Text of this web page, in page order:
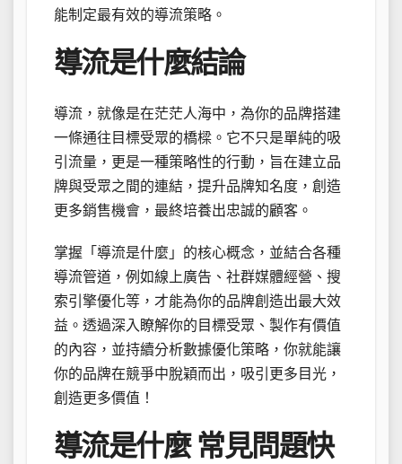
能制定最有效的導流策略。
導流是什麼結論
導流，就像是在茫茫人海中，為你的品牌搭建
一條通往目標受眾的橋樑。它不只是單純的吸
引流量，更是一種策略性的行動，旨在建立品
牌與受眾之間的連結，提升品牌知名度，創造
更多銷售機會，最終培養出忠誠的顧客。
掌握「導流是什麼」的核心概念，並結合各種
導流管道，例如線上廣告、社群媒體經營、搜
索引擎優化等，才能為你的品牌創造出最大效
益。透過深入瞭解你的目標受眾、製作有價值
的內容，並持續分析數據優化策略，你就能讓
你的品牌在競爭中脫穎而出，吸引更多目光，
創造更多價值！
導流是什麼 常見問題快